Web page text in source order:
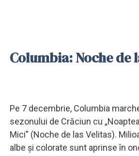
Columbia: Noche de
Pe 7 decembrie, Columbia
sezonului de Crăciun cu
Mici” (Noche de las Velitas).
albe și colorate sunt aprinse în